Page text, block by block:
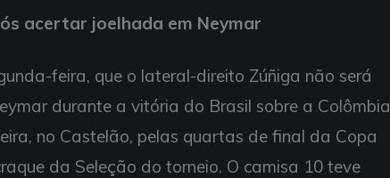
acertar joelhada em Neymar
feira, que o lateral-direito Zúñiga não será
durante a vitória do Brasil sobre a Colômbia
no Castelão, pelas quartas de final da Copa
da Seleção do torneio. O camisa 10 teve